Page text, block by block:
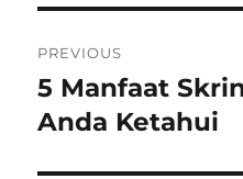
navigation
PREVIOUS
Previous
post:
5 Manfaat
Anda Ketahui